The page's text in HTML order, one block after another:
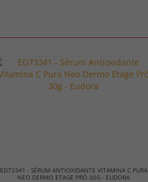
ED73341 - SÉRUM ANTIOXIDANTE VITAMINA C PURA
NEO DERMO ETAGE PRÓ 30G - EUDORA